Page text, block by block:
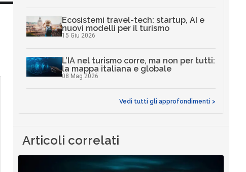
Ecosistemi travel-tech: startup, AI e
nuovi modelli per il turismo
15 Giu 2026
L’IA nel turismo corre, ma non per tutti:
la mappa italiana e globale
08 Mag 2026
Vedi tutti gli approfondimenti >
Articoli correlati